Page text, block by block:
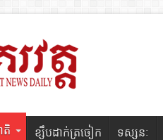
តិ ខ្សឹបដាក់ត្រចៀក ទស្សនៈ